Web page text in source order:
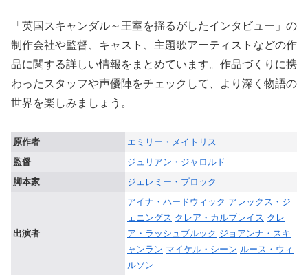
「英国スキャンダル～王室を揺るがしたインタビュー」の
制作会社や監督、キャスト、主題歌アーティストなどの作
品に関する詳しい情報をまとめています。作品づくりに携
わったスタッフや声優陣をチェックして、より深く物語の
世界を楽しみましょう。
原作者
エミリー・メイトリス
監督
ジュリアン・ジャロルド
脚本家
ジェレミー・ブロック
出演者
アイナ・ハードウィック アレックス・ジ
ェニングス クレア・カルブレイス クレ
ア・ラッシュブルック ジョアンナ・スキ
ャンラン マイケル・シーン ルース・ウィ
ルソン